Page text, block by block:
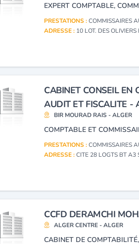
EXPERT COMPTABLE,
PRESTATIONS :COMMISSAIRES
ADRESSE : 10 LOT. DES
CABINET CONSEIL EN
AUDIT ET FISCALITE -
BIR MOURAD RAIS - ALGER
COMPTABLE ET
PRESTATIONS :COMMISSAIRES
ADRESSE :CITE 28 LOGTS BT
CCFD DERAMCHI
ALGER CENTRE - ALGER